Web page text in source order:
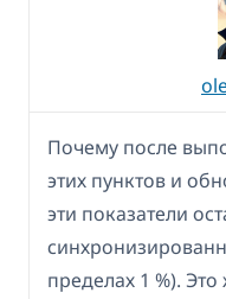
Почему после
этих пунктов и
эти показатели
пределах 1 %).